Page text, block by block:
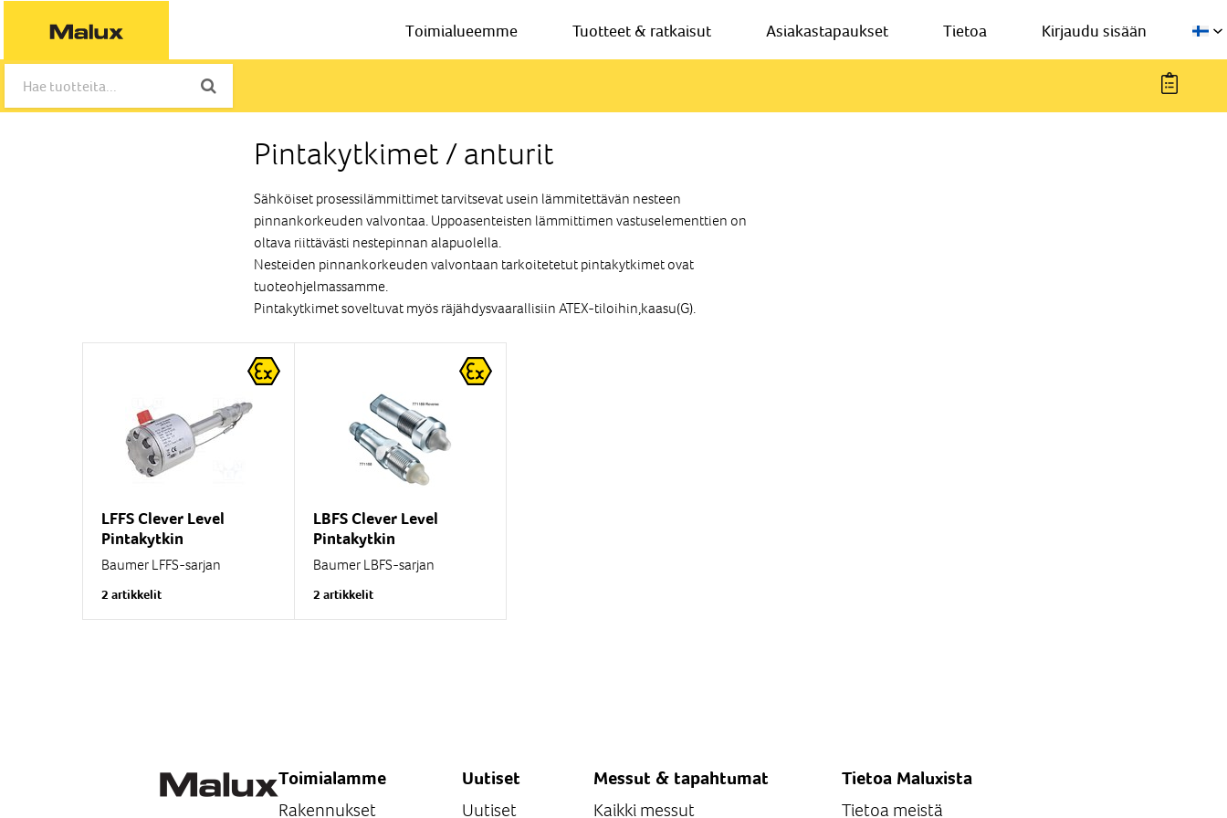
Toimialueemme Tuotteet & ratkaisut Asiakastapaukset Tietoa Kirjaudu sisään
Pintakytkimet / anturit
Sähköiset prosessilämmittimet tarvitsevat usein lämmitettävän nesteen
pinnankorkeuden valvontaa. Uppoasenteisten lämmittimen vastuselementtien on
oltava riittävästi nestepinnan alapuolella.
Nesteiden pinnankorkeuden valvontaan tarkoitetetut pintakytkimet ovat
tuoteohjelmassamme.
Pintakytkimet soveltuvat myös räjähdysvaarallisiin ATEX-tiloihin,kaasu(G).
LFFS Clever Level
Pintakytkin
Baumer LFFS-sarjan
erilaisten nesteiden ,
rakeiden ja jauheiden
2 artikkelit
LBFS Clever Level
Pintakytkin
Baumer LBFS-sarjan
erilaisten nesteiden ,
rakeiden ja jauheiden
2 artikkelit
Toimialamme
Rakennukset
Uutiset
Uutiset
Messut & tapahtumat
Kaikki messut
Tietoa Maluxista
Tietoa meistä